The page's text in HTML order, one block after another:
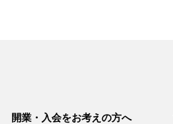
開業・入会をお考えの方へ